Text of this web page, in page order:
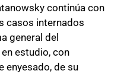
continúa con
casos internados
general del
estudio, con
enyesado, de su